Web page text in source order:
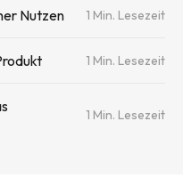
Nutzen 1 Min. Lesezeit
1 Min. Lesezeit
1 Min. Lesezeit